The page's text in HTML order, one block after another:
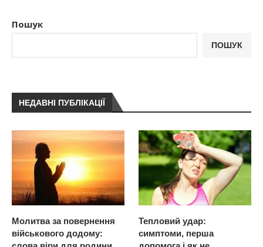
Пошук
ПОШУК
НЕДАВНІ ПУБЛІКАЦІЇ
Молитва за повернення
військового додому:
Тепловий удар:
симптоми, перша